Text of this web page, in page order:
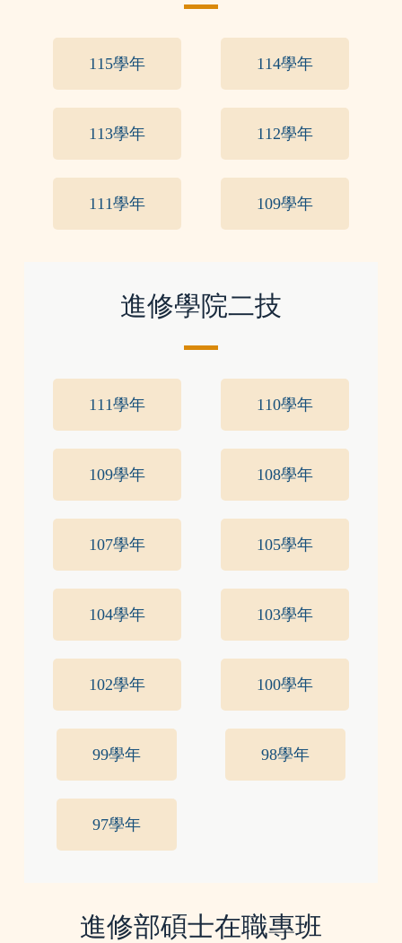
115學年 114學年
113學年 112學年
111學年 109學年
進修學院二技
111學年 110學年
109學年 108學年
107學年 105學年
104學年 103學年
102學年 100學年
99學年 98學年
97學年
進修部碩士在職專班